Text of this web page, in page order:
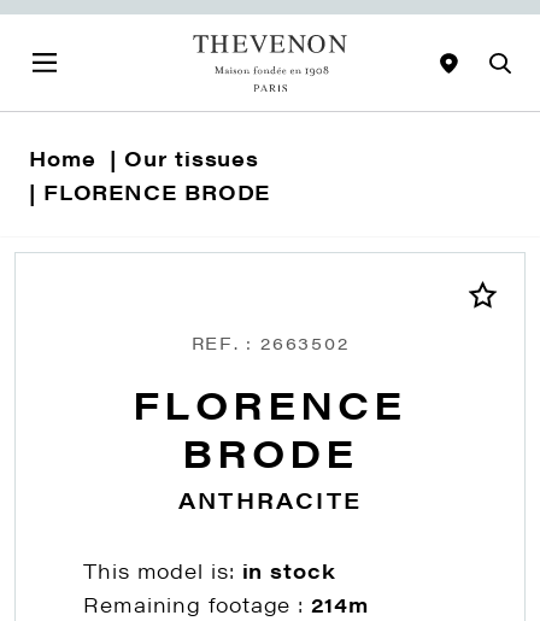
Home
Our tissues
FLORENCE BRODE
REF. : 2663502
FLORENCE
BRODE
ANTHRACITE
This model is: in stock
Remaining footage :214m